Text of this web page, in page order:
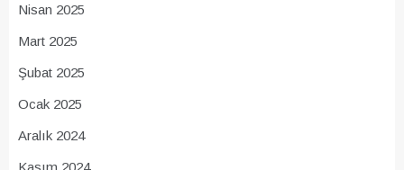
Nisan 2025
Mart 2025
Şubat 2025
Ocak 2025
Aralık 2024
Kasım 2024